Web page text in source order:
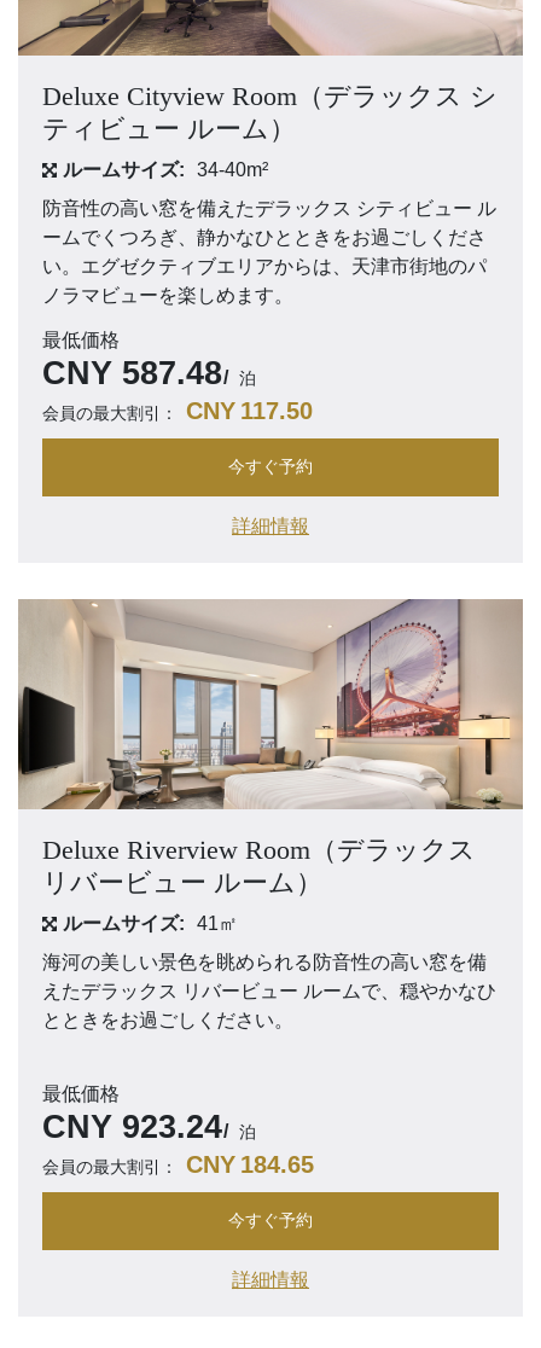
Deluxe Cityview Room（デラックス シ
ティビュー ルーム）
ルームサイズ:
34-40m²
防音性の高い窓を備えたデラックス シティビュー ル
ームでくつろぎ、静かなひとときをお過ごしくださ
い。エグゼクティブエリアからは、天津市街地のパ
ノラマビューを楽しめます。
最低価格
CNY 587.48
泊
会員の最大割引：
CNY 117.50
今すぐ予約
詳細情報
Deluxe Riverview Room（デラックス
リバービュー ルーム）
ルームサイズ:
41㎡
海河の美しい景色を眺められる防音性の高い窓を備
えたデラックス リバービュー ルームで、穏やかなひ
とときをお過ごしください。
最低価格
CNY 923.24
泊
会員の最大割引：
CNY 184.65
今すぐ予約
詳細情報